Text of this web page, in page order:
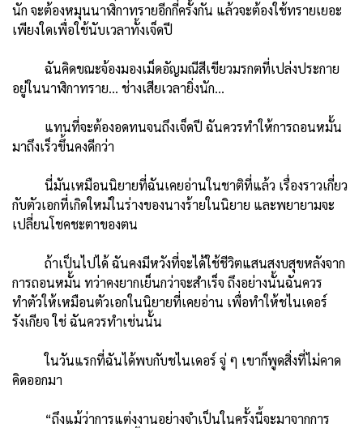
นัก จะต้องหมุนนาฬิกาทรายอีกกี่ครั้งกัน แล้วจะต้องใช้ทรายเยอะ
เพียงใดเพื่อใช้นับเวลาทั้งเจ็ดปี
ฉันคิดขณะจ้องมองเม็ดอัญมณีสีเขียวมรกตที่เปล่งประกาย
อยู่ในนาฬิกาทราย… ช่างเสียเวลายิ่งนัก…
แทนที่จะต้องอดทนจนถึงเจ็ดปี ฉันควรทำให้การถอนหมั้น
มาถึงเร็วขึ้นคงดีกว่า
นี่มันเหมือนนิยายที่ฉันเคยอ่านในชาติที่แล้ว เรื่องราวเกี่ยว
กับตัวเอกที่เกิดใหม่ในร่างของนางร้ายในนิยาย และพยายามจะ
เปลี่ยนโชคชะตาของตน
ถ้าเป็นไปได้ ฉันคงมีหวังที่จะได้ใช้ชีวิตแสนสงบสุขหลังจาก
การถอนหมั้น ทว่าคงยากเย็นกว่าจะสำเร็จ ถึงอย่างนั้นฉันควร
ทำตัวให้เหมือนตัวเอกในนิยายที่เคยอ่าน เพื่อทำให้ชไนเดอร์
รังเกียจ ใช่ ฉันควรทำเช่นนั้น
ในวันแรกที่ฉันได้พบกับชไนเดอร์ จู่ ๆ เขาก็พูดสิ่งที่ไม่คาด
คิดออกมา
“ถึงแม้ว่าการแต่งงานอย่างจำเป็นในครั้งนี้จะมาจากการ